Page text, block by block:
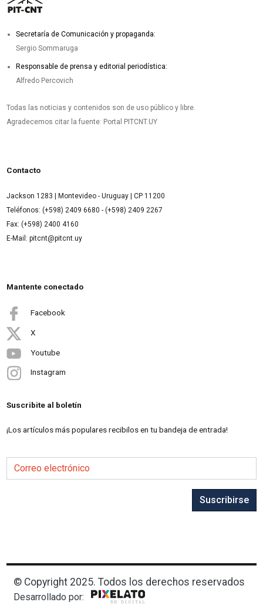
Secretaría de Comunicación y propaganda:
Sergio Sommaruga
Responsable de prensa y editorial periodística:
Alfredo Percovich
Todas las noticias y contenidos son de uso público y libre.
Agradecemos citar la fuente: Portal PITCNT.UY
Contacto
Jackson 1283 | Montevideo - Uruguay | CP 11200
Teléfonos: (+598) 2409 6680 - (+598) 2409 2267
Fax: (+598) 2400 4160
E-Mail: pitcnt@pitcnt.uy
Mantente conectado
Facebook
X
Youtube
Instagram
Suscribite al boletín
¡Los artículos más populares recibilos en tu bandeja de entrada!
Correo electrónico
Suscribirse
© Copyright 2025. Todos los derechos reservados
Desarrollado por: